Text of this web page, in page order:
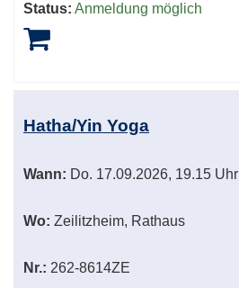
Status: Anmeldung möglich
Hatha/Yin Yoga
Wann: Do. 17.09.2026, 19.15 Uhr
Wo: Zeilitzheim, Rathaus
Nr.: 262-8614ZE